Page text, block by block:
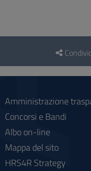
Questionario
social
Amministrazione
Concorsi e Bandi
Albo on-line
Mappa del sito
HRS4R Strategy